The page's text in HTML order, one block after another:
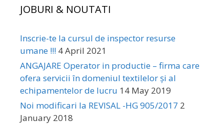
JOBURI & NOUTATI
Inscrie-te la cursul de inspector resurse
umane !!! 4 April 2021
ANGAJARE Operator in productie – firma care
ofera servicii în domeniul textilelor și al
echipamentelor de lucru 14 May 2019
Noi modificari la REVISAL -HG 905/2017 2
January 2018